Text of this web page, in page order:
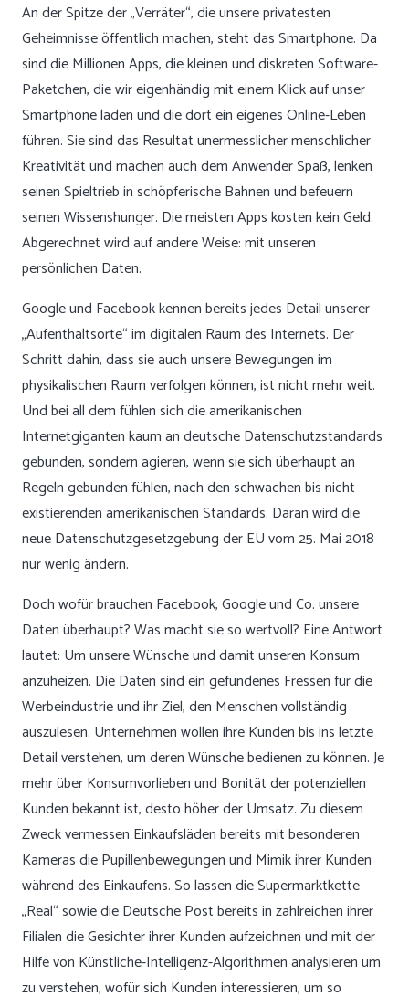
An der Spitze der „Verräter“, die unsere privatesten
Geheimnisse öffentlich machen, steht das Smartphone. Da
sind die Millionen Apps, die kleinen und diskreten Software-
Paketchen, die wir eigenhändig mit einem Klick auf unser
Smartphone laden und die dort ein eigenes Online-Leben
führen. Sie sind das Resultat unermesslicher menschlicher
Kreativität und machen auch dem Anwender Spaß, lenken
seinen Spieltrieb in schöpferische Bahnen und befeuern
seinen Wissenshunger. Die meisten Apps kosten kein Geld.
Abgerechnet wird auf andere Weise: mit unseren
persönlichen Daten.
Google und Facebook kennen bereits jedes Detail unserer
„Aufenthaltsorte“ im digitalen Raum des Internets. Der
Schritt dahin, dass sie auch unsere Bewegungen im
physikalischen Raum verfolgen können, ist nicht mehr weit.
Und bei all dem fühlen sich die amerikanischen
Internetgiganten kaum an deutsche Datenschutzstandards
gebunden, sondern agieren, wenn sie sich überhaupt an
Regeln gebunden fühlen, nach den schwachen bis nicht
existierenden amerikanischen Standards. Daran wird die
neue Datenschutzgesetzgebung der EU vom 25. Mai 2018
nur wenig ändern.
Doch wofür brauchen Facebook, Google und Co. unsere
Daten überhaupt? Was macht sie so wertvoll? Eine Antwort
lautet: Um unsere Wünsche und damit unseren Konsum
anzuheizen. Die Daten sind ein gefundenes Fressen für die
Werbeindustrie und ihr Ziel, den Menschen vollständig
auszulesen. Unternehmen wollen ihre Kunden bis ins letzte
Detail verstehen, um deren Wünsche bedienen zu können. Je
mehr über Konsumvorlieben und Bonität der potenziellen
Kunden bekannt ist, desto höher der Umsatz. Zu diesem
Zweck vermessen Einkaufsläden bereits mit besonderen
Kameras die Pupillenbewegungen und Mimik ihrer Kunden
während des Einkaufens. So lassen die Supermarktkette
„Real“ sowie die Deutsche Post bereits in zahlreichen ihrer
Filialen die Gesichter ihrer Kunden aufzeichnen und mit der
Hilfe von Künstliche-Intelligenz-Algorithmen analysieren um
zu verstehen, wofür sich Kunden interessieren, um so